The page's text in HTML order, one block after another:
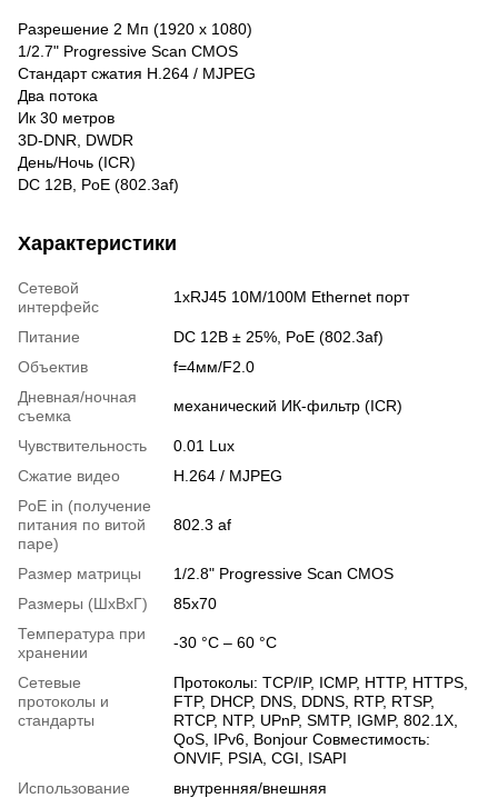
Разрешение 2 Мп (1920 x 1080)
1/2.7" Progressive Scan CMOS
Стандарт сжатия H.264 / MJPEG
Два потока
Ик 30 метров
3D-DNR, DWDR
День/Ночь (ICR)
DC 12В, PoE (802.3af)
Характеристики
Сетевой
интерфейс
1хRJ45 10M/100M Ethernet порт
Питание
DC 12В ± 25%, PoE (802.3af)
Объектив
f=4мм/F2.0
Дневная/ночная
съемка
механический ИК-фильтр (ICR)
Чувствительность
0.01 Lux
Сжатие видео
H.264 / MJPEG
PoE in (получение
питания по витой
паре)
802.3 af
Размер матрицы
1/2.8" Progressive Scan CMOS
Размеры (ШxВxГ)
85x70
Температура при
хранении
-30 °C – 60 °C
Сетевые
протоколы и
стандарты
Протоколы: TCP/IP, ICMP, HTTP, HTTPS,
FTP, DHCP, DNS, DDNS, RTP, RTSP,
RTCP, NTP, UPnP, SMTP, IGMP, 802.1X,
QoS, IPv6, Bonjour Совместимость:
ONVIF, PSIA, CGI, ISAPI
Использование
внутренняя/внешняя